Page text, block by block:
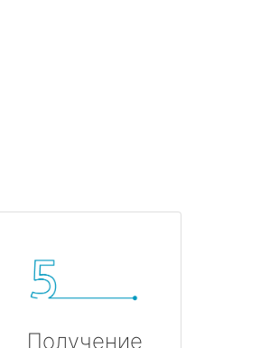
Получение